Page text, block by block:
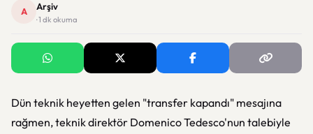
A Arşiv
· 1 dk okuma
Dün teknik heyetten gelen "transfer kapandı" mesajına
rağmen, teknik direktör Domenico Tedesco'nun talebiyle